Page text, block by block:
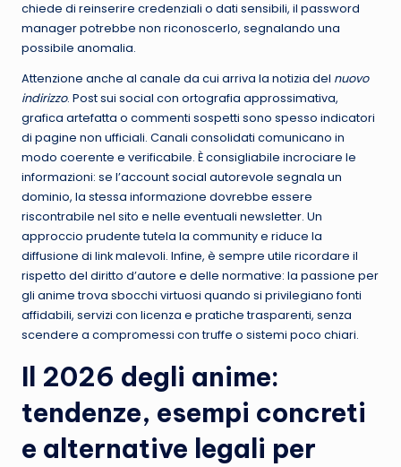
chiede di reinserire credenziali o dati sensibili, il password
manager potrebbe non riconoscerlo, segnalando una
possibile anomalia.
Attenzione anche al canale da cui arriva la notizia del nuovo
indirizzo. Post sui social con ortografia approssimativa,
grafica artefatta o commenti sospetti sono spesso indicatori
di pagine non ufficiali. Canali consolidati comunicano in
modo coerente e verificabile. È consigliabile incrociare le
informazioni: se l’account social autorevole segnala un
dominio, la stessa informazione dovrebbe essere
riscontrabile nel sito e nelle eventuali newsletter. Un
approccio prudente tutela la community e riduce la
diffusione di link malevoli. Infine, è sempre utile ricordare il
rispetto del diritto d’autore e delle normative: la passione per
gli anime trova sbocchi virtuosi quando si privilegiano fonti
affidabili, servizi con licenza e pratiche trasparenti, senza
scendere a compromessi con truffe o sistemi poco chiari.
Il 2026 degli anime:
tendenze, esempi concreti
e alternative legali per